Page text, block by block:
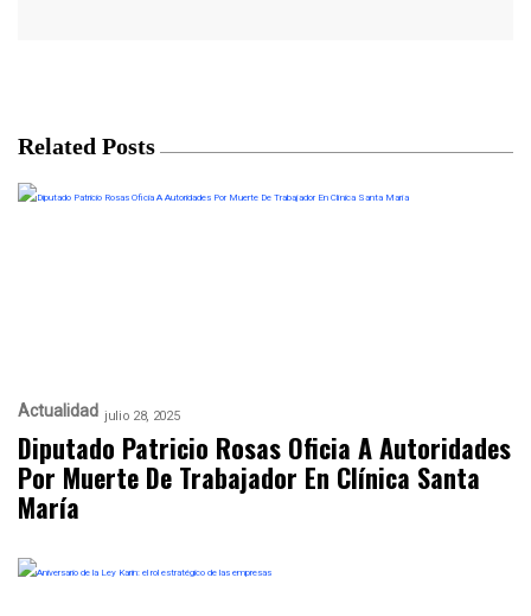
Related Posts
Actualidad julio 28, 2025
Diputado Patricio Rosas Oficia A Autoridades
Por Muerte De Trabajador En Clínica Santa
María